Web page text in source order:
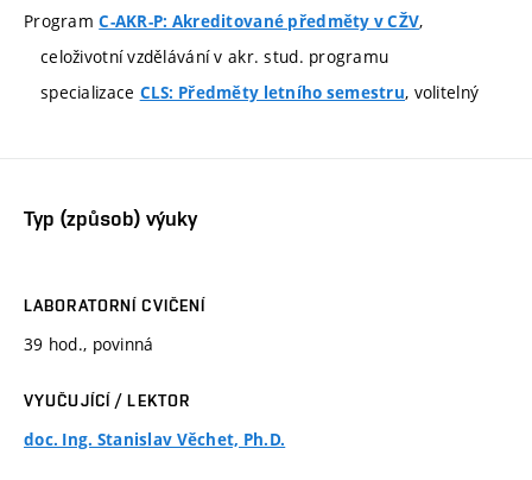
ProgramC-AKR-P: Akreditované předměty v CŽV,
celoživotní vzdělávání v akr. stud. programu
specializace CLS: Předměty letního semestru, volitelný
Typ (způsob) výuky
LABORATORNÍ CVIČENÍ
39 hod., povinná
VYUČUJÍCÍ / LEKTOR
doc. Ing. Stanislav Věchet, Ph.D.